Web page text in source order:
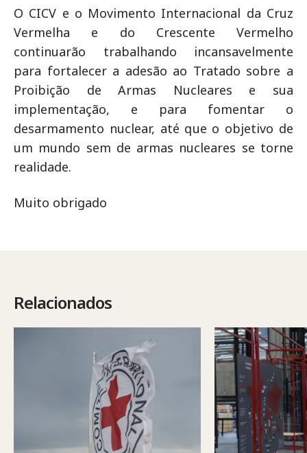
O CICV e o Movimento Internacional da Cruz
Vermelha e do Crescente Vermelho
continuarão trabalhando incansavelmente
para fortalecer a adesão ao Tratado sobre a
Proibição de Armas Nucleares e sua
implementação, e para fomentar o
desarmamento nuclear, até que o objetivo de
um mundo sem de armas nucleares se torne
realidade.
Muito obrigado
Relacionados